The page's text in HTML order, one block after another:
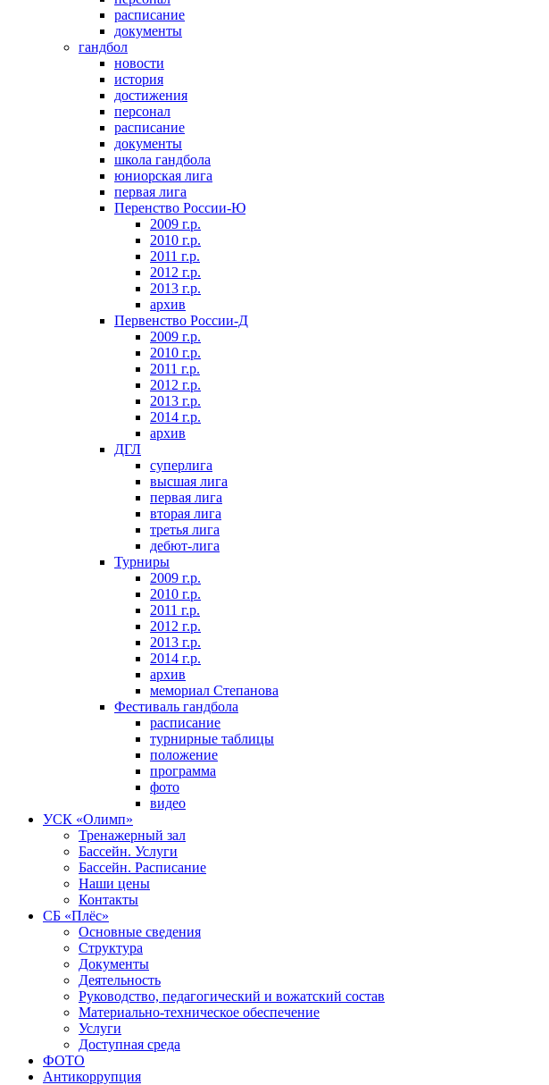
расписание
документы
гандбол
новости
история
достижения
персонал
расписание
документы
школа гандбола
юниорская лига
первая лига
Перенство России-Ю
2009 г.р.
2010 г.р.
2011 г.р.
2012 г.р.
2013 г.р.
архив
Первенство России-Д
2009 г.р.
2010 г.р.
2011 г.р.
2012 г.р.
2013 г.р.
2014 г.р.
архив
ДГЛ
суперлига
высшая лига
первая лига
вторая лига
третья лига
дебют-лига
Турниры
2009 г.р.
2010 г.р.
2011 г.р.
2012 г.р.
2013 г.р.
2014 г.р.
архив
мемориал Степанова
Фeстивaль гaндбoлa
расписание
турнирные таблицы
положение
программа
фoтo
видео
УСК «Олимп»
Тренажерный зал
Бассейн. Услуги
Бассейн. Расписание
Наши цены
Контакты
СБ «Плёс»
Основные сведения
Структура
Документы
Деятельность
Руководство, педагогический и вожатский состав
Материально-техническое обеспечение
Услуги
Доступная среда
ФОТО
Антикоррупция